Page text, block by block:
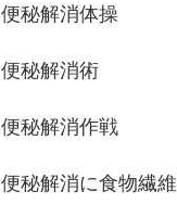
便秘解消体操
便秘解消術
便秘解消作戦
便秘解消に食物繊維